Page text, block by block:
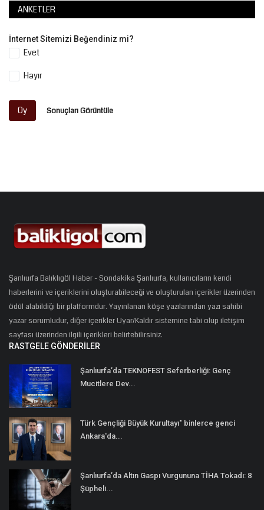
ANKETLER
İnternet Sitemizi Beğendiniz mi?
Evet
Hayır
Oy Sonuçları Görüntüle
Şanlıurfa Balıklıgöl Haber - Sondakika Şanlıurfa, kullanıcıların kendi
haberlerini ve içeriklerini oluşturabileceği ve oluşturulan içerikler üzerinden
ödül alabildiği bir platformdur. Yayınlanan köşe yazılarından yazı sahibi
yazar sorumludur, diğer içerikler Uyar/Kaldır sistemine tabi olup iletişim
sayfası üzerinden ilgili içerikleri belirtebilirsiniz.
RASTGELE GÖNDERILER
Şanlıurfa’da TEKNOFEST Seferberliği: Genç
Mucitlere Dev...
Türk Gençliği Büyük Kurultayı" binlerce genci
Ankara'da...
Şanlıurfa’da Altın Gaspı Vurgununa TİHA Tokadı: 8
Şüpheli...